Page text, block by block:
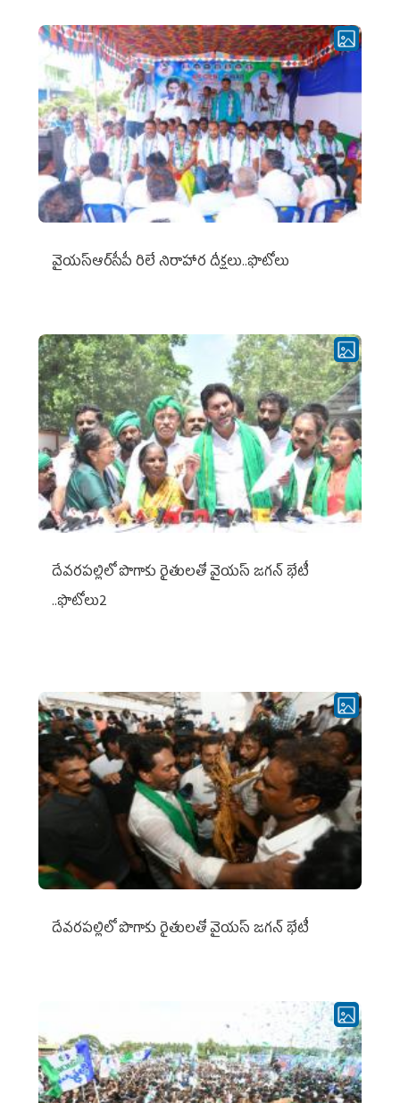
వైయ‌స్ఆర్‌సీపీ రిలే నిరాహార దీక్షలు..ఫొటోలు
దేవరపల్లిలో పొగాకు రైతులతో వైయస్ జగన్ భేటీ
..ఫొటోలు2
దేవరపల్లిలో పొగాకు రైతులతో వైయస్ జగన్ భేటీ